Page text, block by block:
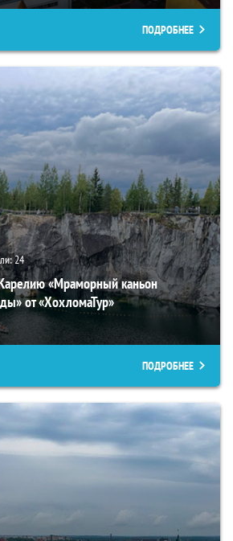
ПОДРОБНЕЕ
24
«Мраморный каньон
от «ХохломаТур»
ПОДРОБНЕЕ